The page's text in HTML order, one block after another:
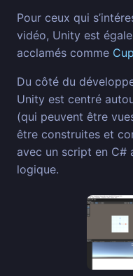
Pour ceux qui
vidéo, Unity est
acclamés comme
Du côté du
Unity est centré
(qui peuvent être
être construites et
avec un script en C#
logique.